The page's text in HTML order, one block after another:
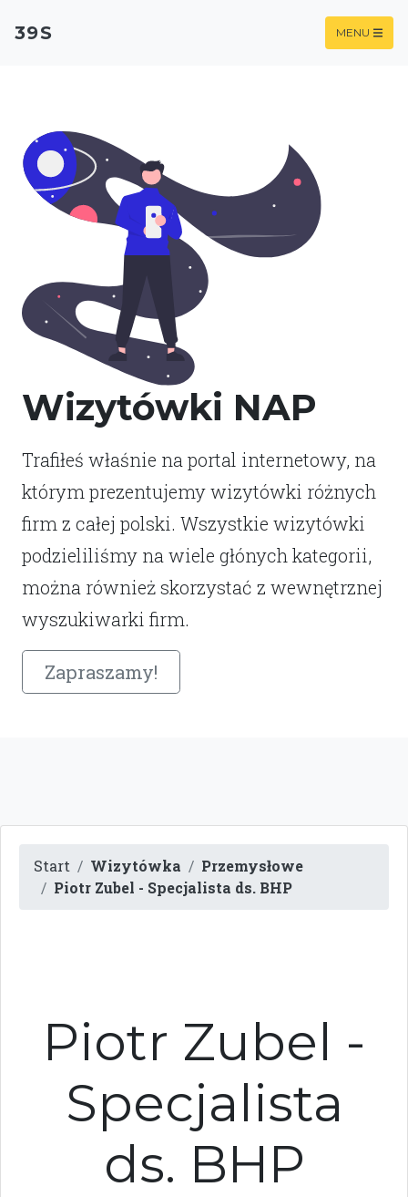
Wizytówki NAP
Trafiłeś właśnie na portal internetowy, na
którym prezentujemy wizytówki różnych
firm z całej polski. Wszystkie wizytówki
podzieliliśmy na wiele głónych kategorii,
można również skorzystać z wewnętrznej
wyszukiwarki firm.
Zapraszamy!
39S MENU
Start Wizytówka
Przemysłowe
Piotr Zubel - Specjalista ds. BHP
Piotr Zubel -
Specjalista
ds. BHP